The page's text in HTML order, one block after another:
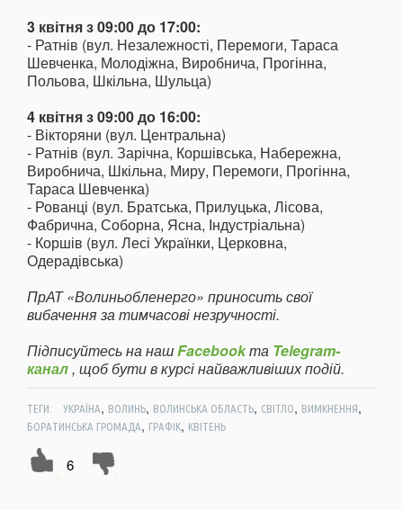
3 квітня з 09:00 до 17:00:
- Ратнів (вул. Незалежності, Перемоги, Тараса
Шевченка, Молодіжна, Виробнича, Прогінна,
Польова, Шкільна, Шульца)
4 квітня з 09:00 до 16:00:
- Вікторяни (вул. Центральна)
- Ратнів (вул. Зарічна, Коршівська, Набережна,
Виробнича, Шкільна, Миру, Перемоги, Прогінна,
Тараса Шевченка)
- Рованці (вул. Братська, Прилуцька, Лісова,
Фабрична, Соборна, Ясна, Індустріальна)
- Коршів (вул. Лесі Українки, Церковна,
Одерадівська)
ПрАТ «Волиньобленерго» приносить свої
вибачення за тимчасові незручності.
Підписуйтесь на нашFacebookта Telegram-
канал, щоб бути в курсі найважливіших подій.
ТЕГИ: УКРАЇНА, ВОЛИНЬ, ВОЛИНСЬКА ОБЛАСТЬ, СВІТЛО, ВИМКНЕННЯ,
БОРАТИНСЬКА ГРОМАДА, ГРАФІК, КВІТЕНЬ
6